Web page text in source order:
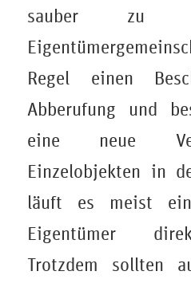
sauber zu
Regel einen
Abberufung und
eine neue
Einzelobjekten in
läuft es meist
Eigentümer
Trotzdem sollten